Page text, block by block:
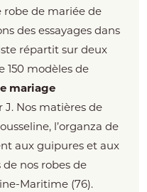
de mariée de
des essayages dans
répartit sur deux
150 modèles de
mariage
Nos matières de
l’organza de
aux guipures et aux
nos robes de
Maritime (76).